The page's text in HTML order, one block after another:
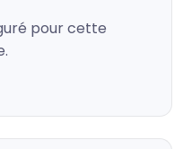
pour cette